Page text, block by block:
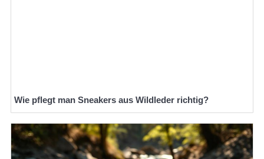
Wie pflegt man Sneakers aus Wildleder richtig?